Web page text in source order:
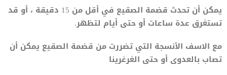
يمكن أن تحدث قضمة الصقيع في أقل من 15 دقيقة ، أو قد
تستغرق عدة ساعات أو حتى أيام لتظهر.
مع الاسف الأنسجة التي تضررت من قضمة الصقيع يمكن أن
تصاب بالعدوى أو حتى الغرغرينا